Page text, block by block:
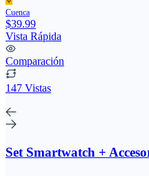
Cuenca
$39.99
Vista Rápida
Comparación
147 Vistas
Set Smartwatch +